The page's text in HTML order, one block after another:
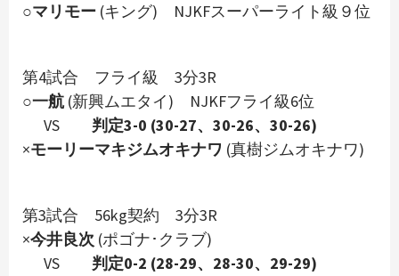
○マリモー (キング) NJKFスーパーライト級９位
第4試合 フライ級 3分3R
○一航 (新興ムエタイ) NJKFフライ級6位
VS 判定3-0 (30-27、30-26、30-26)
×モーリーマキジムオキナワ (真樹ジムオキナワ)
第3試合 56kg契約 3分3R
×今井良次 (ポゴナ･クラブ)
VS 判定0-2 (28-29、28-30、29-29)